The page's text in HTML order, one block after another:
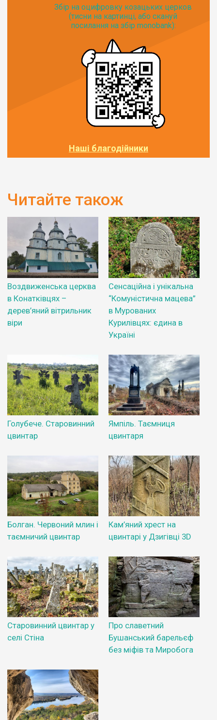
Збір на оцифровку козацьких церков
(тисни на картинці, або скануй
посилання на збір monobank):
Наші благодійники
Читайте також
Воздвиженська церква
в Конатківцях –
дерев’яний вітрильник
віри
Сенсаційна і унікальна
“Комуністична мацева”
в Мурованих
Курилівцях: єдина в
Україні
Голубече. Старовинний
цвинтар
Ямпіль. Таємниця
цвинтаря
Болган. Червоний млин і
таємничий цвинтар
Кам’яний хрест на
цвинтарі у Дзигівці 3D
Старовинний цвинтар у
селі Стіна
Про славетний
Бушанський барельєф
без міфів та Миробога